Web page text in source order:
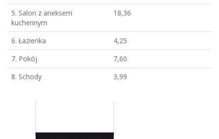
5. Salon z aneksem
kuchennym
18,36
6. Łazienka
4,25
7. Pokój
7,60
8. Schody
3,99